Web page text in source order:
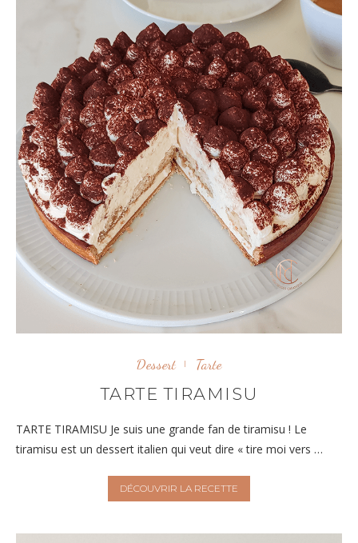
Dessert Tarte
TARTE TIRAMISU
TARTE TIRAMISU Je suis une grande fan de tiramisu ! Le
tiramisu est un dessert italien qui veut dire « tire moi vers …
DÉCOUVRIR LA RECETTE